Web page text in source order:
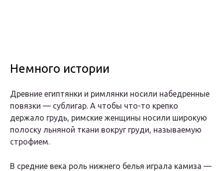
Немного истории
Древние египтянки и римлянки носили набедренные
повязки — сублигар. А чтобы что-то крепко
держало грудь, римские женщины носили широкую
полоску льняной ткани вокруг груди, называемую
строфием.
В средние века роль нижнего белья играла камиза —